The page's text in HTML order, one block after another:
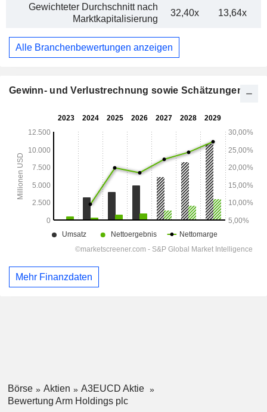
Gewichteter Durchschnitt nach
Marktkapitalisierung
32,40x 13,64x
Alle Branchenbewertungen anzeigen
Gewinn- und Verlustrechnung sowie Schätzungen
Mehr Finanzdaten
Börse Aktien
A3EUCD Aktie
Bewertung Arm Holdings plc